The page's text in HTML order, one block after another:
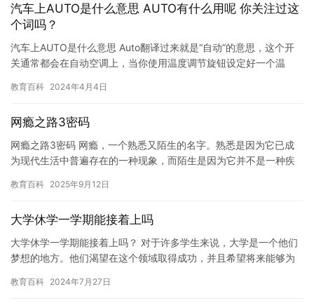
汽车上AUTO是什么意思 AUTO有什么用呢 你关注过这
个词吗？
汽车上AUTO是什么意思 Auto翻译过来就是“自动”的意思，这个开
关通常都会在自动空调上，当你使用温度调节旋钮设定好一个温
教育百科 2024年4月4日
网瘾之路3密码
网瘾之路3密码 网瘾，一个熟悉又陌生的名字。熟悉是因为它已成
为现代生活中普遍存在的一种现象，而陌生是因为它并不是一种疾
其他…
教育百科 2025年9月12日
大学休学一学期能接着上吗
大学休学一学期能接着上吗？ 对于许多学生来说，大学是一个他们
梦想的地方。他们渴望在这个领域取得成功，并且希望将来能够为
的那…
教育百科 2024年7月27日